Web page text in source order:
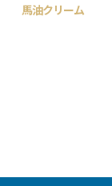
馬油クリーム